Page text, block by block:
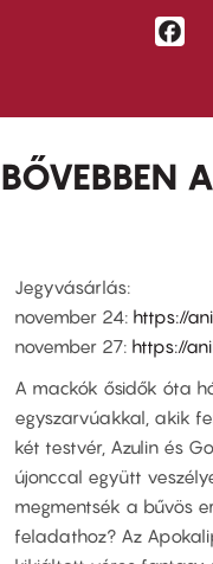
BŐVEBBEN
Jegyvásárlás:
november 24: https://
november 27: https://
A mackók ősidők óta
egyszarvúakkal, akik
két testvér, Azulin és
újonccal együtt
megmentsék a bűvös
feladathoz? Az